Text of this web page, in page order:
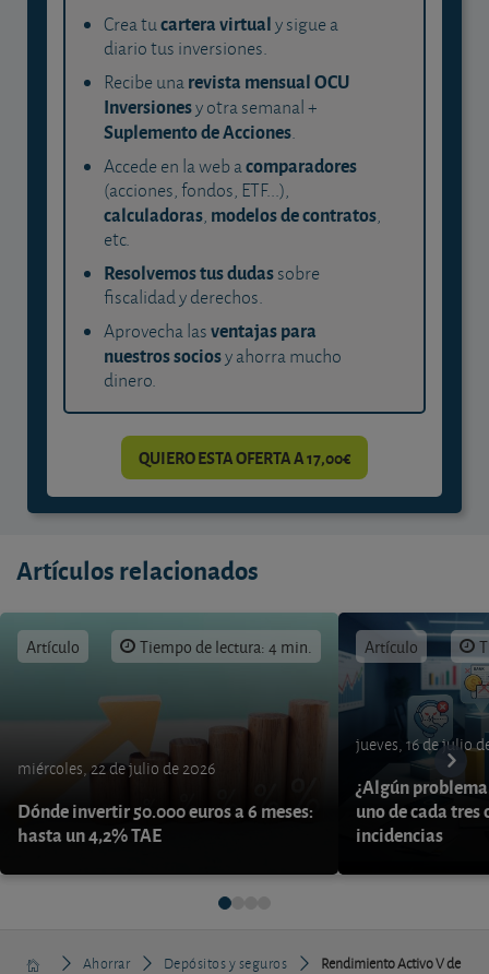
Crea tucartera virtualy sigue a
diario tus inversiones.
Recibe unarevista mensual OCU
Inversionesy otra semanal +
Suplemento de Acciones.
Accede en la web acomparadores
(acciones, fondos, ETF...),
calculadoras, modelos de contratos,
etc.
Resolvemos tus dudassobre
fiscalidad y derechos.
Aprovecha lasventajas para
nuestros sociosy ahorra mucho
dinero.
QUIERO ESTA OFERTA A 17,00€
Artículos relacionados
Artículo Tiempo de lectura: 4 min.
miércoles, 22 de julio de 2026
Dónde invertir 50.000 euros a 6 meses:
hasta un 4,2% TAE
Artículo
jueves, 16 de julio
¿Algún problema
uno de cada
incidencias
Ahorrar Depósitos y seguros
Rendimiento Activo V de